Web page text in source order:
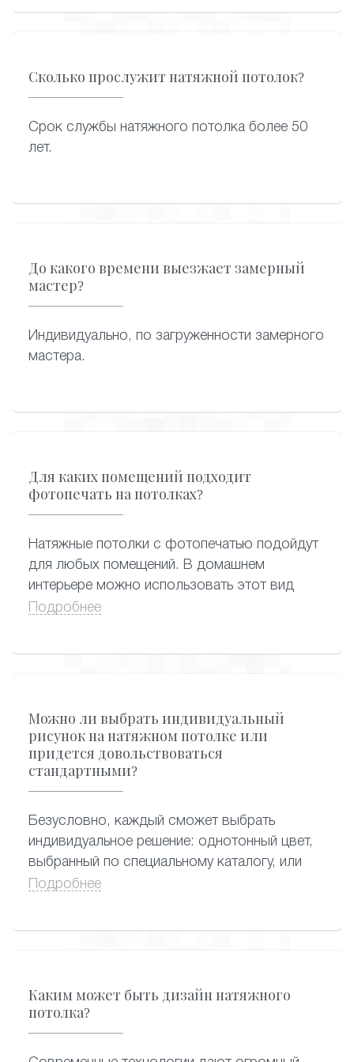
Сколько прослужит натяжной потолок?
Срок службы натяжного потолка более 50
лет.
До какого времени выезжает замерный
мастер?
Индивидуально, по загруженности замерного
мастера.
Для каких помещений подходит
фотопечать на потолках?
Натяжные потолки с фотопечатью подойдут
для любых помещений. В домашнем
интерьере можно использовать этот вид
декора для увеличения пространства –
ребенку и создадут уютную атмосферу в
комнате. Фотопечать отлично подойдёт и
для офиса – интересно будет смотреться
нанесенное на потолок кабинета
Подробнее
Можно ли выбрать индивидуальный
рисунок на натяжном потолке или
придется довольствоваться
стандартными?
Безусловно, каждый сможет выбрать
индивидуальное решение: однотонный цвет,
выбранный по специальному каталогу, или
любое изображение, нанесенное с помощью
Подробнее
Каким может быть дизайн натяжного
потолка?